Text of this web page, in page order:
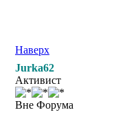
Наверх
Jurka62
Активист
Вне Форума